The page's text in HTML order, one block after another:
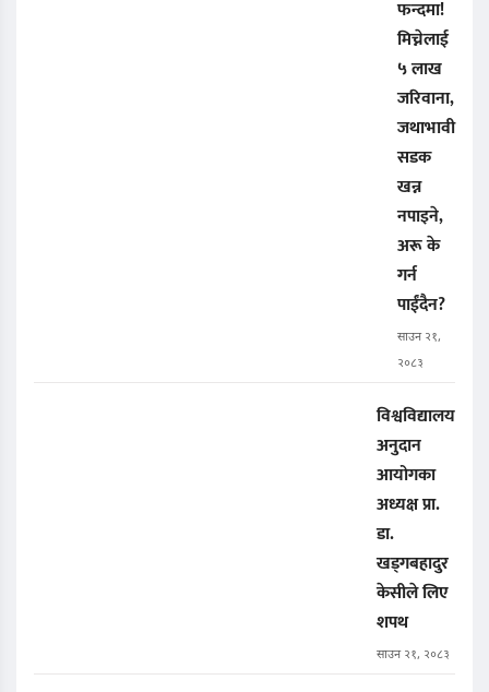
फन्दमा!
मिच्नेलाई
५ लाख
जरिवाना,
जथाभावी
सडक
खन्न
नपाइने,
अरू के
गर्न
पाईंदैन?
साउन २१,
२०८३
विश्वविद्यालय
अनुदान
आयोगका
अध्यक्ष प्रा.
डा.
खड्गबहादुर
केसीले लिए
शपथ
साउन २१, २०८३